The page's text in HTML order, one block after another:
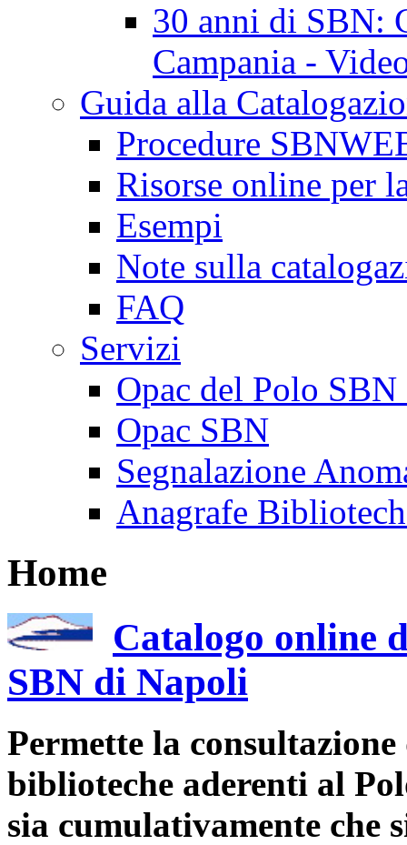
30 anni di SBN:
Campania -
Guida alla
Procedure
Risorse online per
Esempi
Note sulla
FAQ
Servizi
Opac del Polo
Opac SBN
Segnalazione
Anagrafe
Home
Catalogo online
SBN di Napoli
Permette la
biblioteche aderenti al
sia cumulativamente che